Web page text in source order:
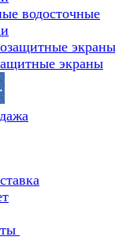
водосточные
экраны